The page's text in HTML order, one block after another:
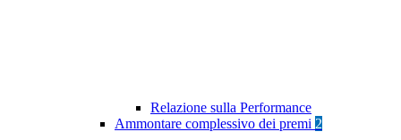
Relazione sulla Performance
Ammontare complessivo dei premi 2